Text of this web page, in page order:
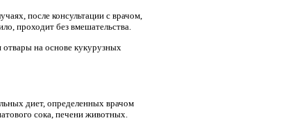
после консультации с врачом,
проходит без вмешательства.
на основе кукурузных
диет, определенных врачом
сока, печени животных.